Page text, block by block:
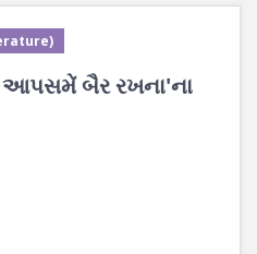
આપસમેં બૈર રખના'ના